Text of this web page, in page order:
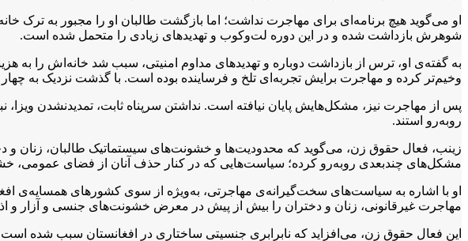
او می‌گوید هیچ برنامه‌ای برای مهاجرت نداشت؛ اما بازگشت طالبان او را مجبور به ترک
شوهرش بازداشت شده و در این دوره لت‌وکوب و تهدیدهای زیادی را متحمل شده است.
به گفته‌ی او، ترس از بازداشت دوباره و تهدیدهای مداوم امنیتی، سبب شد خانه‌اش را
وخیم‌تر کرده و مهاجرت برایش تجربه‌ای تلخ و فرساینده بوده است. با گذشت نزدیک به
پس از مهاجرت نیز، مشکل‌هایش پایان نیافته است. نداشتن سرپناه ثابت، تمدیدنشدن
روبه‌رو استند.
زینب، فعال حقوق زن، می‌گوید که محدودیت‌ها و خشونت‌های سیستماتیک طالبان، زنان و
مشکل‌های چندبعدی روبه‌رو کرده؛ سیاست‌هایی که در کنار حذف آنان از فضای عمومی،
او با اشاره به سیاست‌های سخت‌گیرانه‌ی مهاجرتی، به‌ویژه از سوی کشورهای همسایه‌ی
مهاجرت غیرقانونی، زنان و دختران را بیش از پیش در معرض خشونت‌های جنسی و آزار و
این فعال حقوق زن، می‌افزاید که نابرابری جنسیتی ساختاری در افغانستان سبب شده